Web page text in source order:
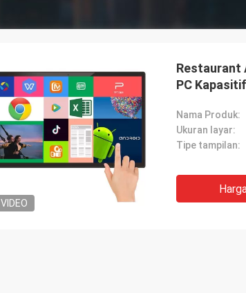
VIDEO
Restaurant
PC Kapasitif
Nama Produk:
Ukuran layar:
Tipe tampilan: